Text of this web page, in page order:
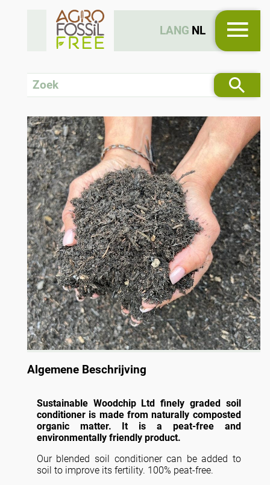
LANG NL
Algemene Beschrijving
Sustainable Woodchip Ltd finely graded soil
conditioner is made from naturally composted
organic matter. It is a peat-free and
environmentally friendly product.
Our blended soil conditioner can be added to
soil to improve its fertility. 100% peat-free.